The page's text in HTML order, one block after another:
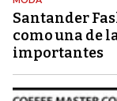
Santander
como una de
importantes